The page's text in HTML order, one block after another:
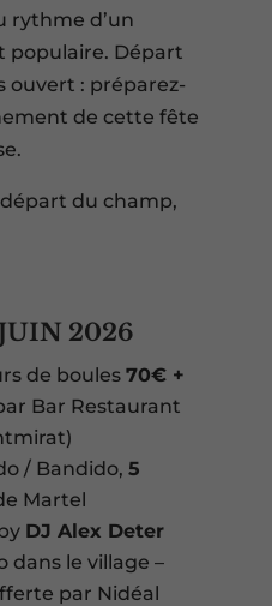
rythme d’un
populaire. Départ
ouvert : préparez-
de cette fête
du champ,
2026
de boules 70€ +
Bar Restaurant
/ Bandido, 5
Martel
DJ Alex Deter
dans le village –
par Nidéal